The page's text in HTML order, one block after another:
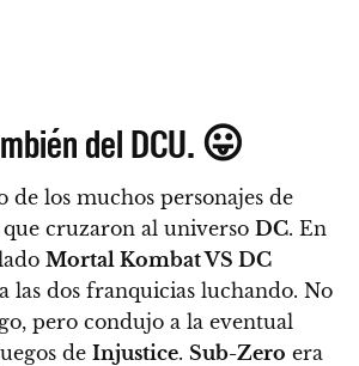
del DCU. 😛
de los muchos personajes de
que cruzaron al universo DC. En
Mortal Kombat VS DC
las dos franquicias luchando. No
pero condujo a la eventual
de Injustice. Sub-Zero era